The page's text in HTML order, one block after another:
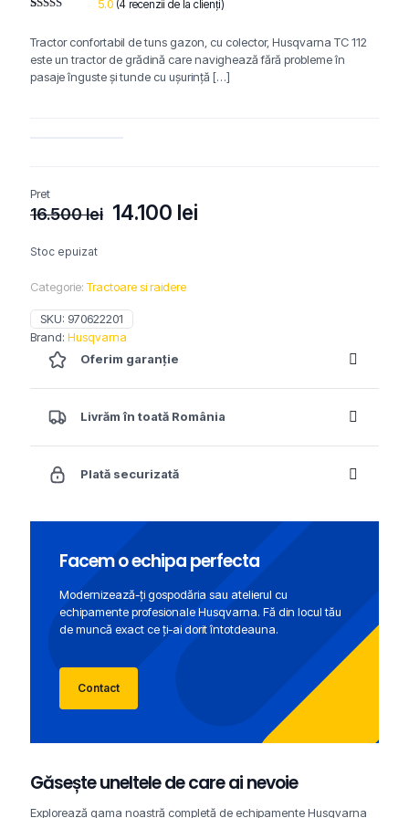
pe baza a
evaluări de
la clienți
5.0 (4 recenzii de la clienți)
Tractor confortabil de tuns gazon, cu colector, Husqvarna TC 112
este un tractor de grădină care navighează fără probleme în
pasaje înguste și tunde cu ușurință […]
Pret
16.500lei Prețul
16.500 lei.
14.100 lei
Stoc epuizat
Categorie:Tractoare si raidere
SKU: 970622201
Brand: Husqvarna
Oferim garanție
Livrăm în toată România
Plată securizată
Facem o echipa perfecta
Modernizează-ți gospodăria sau atelierul cu
echipamente profesionale Husqvarna. Fă din locul tău
de muncă exact ce ți-ai dorit întotdeauna.
Contact
Găsește uneltele de care ai nevoie
Explorează gama noastră completă de echipamente Husqvarna